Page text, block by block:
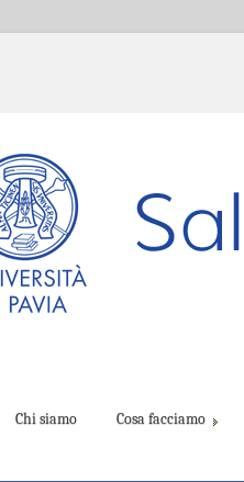
Chi siamo Cosa facciamo